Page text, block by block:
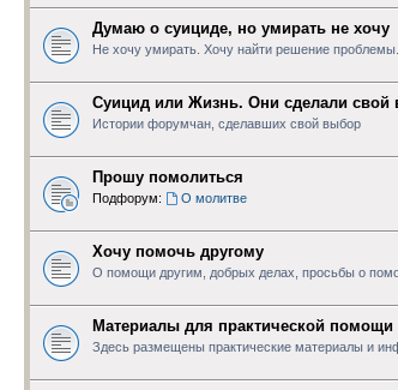
Думаю о суициде, но умирать не хочу
Не хочу умирать. Хочу найти решение проблемы.
Суицид или Жизнь. Они сделали свой
Истории форумчан, сделавших свой выбор
Прошу помолиться
Подфорум: О молитве
Хочу помочь другому
О помощи другим, добрых делах, просьбы о
Материалы для практической помощи
Здесь размещены практические материалы и